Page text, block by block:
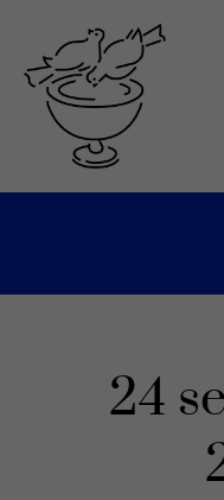
contenu
24